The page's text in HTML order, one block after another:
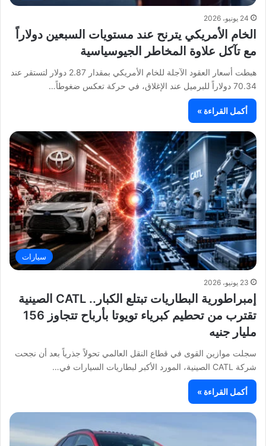
24 يونيو، 2026
الخام الأمريكي يترنح عند مستويات السبعين دولاراً
مع تآكل علاوة المخاطر الجيوسياسية
هبطت أسعار العقود الآجلة للخام الأمريكي بمقدار 2.87 دولار لتستقر عند
70.34 دولاراً للبرميل عند الإغلاق، في حركة تعكس ضغوطاً…
أكمل القراءة »
سيارات
23 يونيو، 2026
إمبراطورية البطاريات تبتلع الكبار.. CATL الصينية
تقترب من تحطيم كبرياء تويوتا بأرباح تتجاوز 156
مليار جنيه
سجلت موازين القوى في قطاع النقل العالمي تحولاً جذرياً بعد أن نجحت
شركة CATL الصينية، المورد الأكبر لبطاريات السيارات في…
أكمل القراءة »